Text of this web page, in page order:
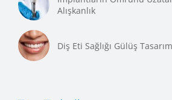
Alışkanlık
Diş Eti Sağlığı Gülüş